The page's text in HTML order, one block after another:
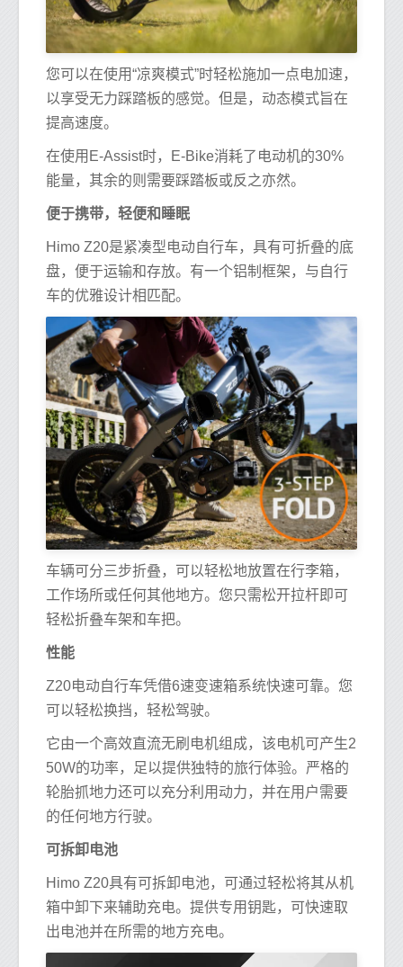
您可以在使用“凉爽模式”时轻松施加一点电加速，
以享受无力踩踏板的感觉。但是，动态模式旨在
提高速度。
在使用E-Assist时，E-Bike消耗了电动机的30%
能量，其余的则需要踩踏板或反之亦然。
便于携带，轻便和睡眠
Himo Z20是紧凑型电动自行车，具有可折叠的底
盘，便于运输和存放。有一个铝制框架，与自行
车的优雅设计相匹配。
车辆可分三步折叠，可以轻松地放置在行李箱，
工作场所或任何其他地方。您只需松开拉杆即可
轻松折叠车架和车把。
性能
Z20电动自行车凭借6速变速箱系统快速可靠。您
可以轻松换挡，轻松驾驶。
它由一个高效直流无刷电机组成，该电机可产生2
50W的功率，足以提供独特的旅行体验。严格的
轮胎抓地力还可以充分利用动力，并在用户需要
的任何地方行驶。
可拆卸电池
Himo Z20具有可拆卸电池，可通过轻松将其从机
箱中卸下来辅助充电。提供专用钥匙，可快速取
出电池并在所需的地方充电。